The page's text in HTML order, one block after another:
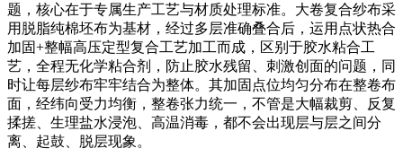
题，核心在于专属生产工艺与材质处理标准。大卷复合纱布采
用脱脂纯棉坯布为基材，经过多层准确叠合后，运用点状热合
加固+整幅高压定型复合工艺加工而成，区别于胶水粘合工
艺，全程无化学粘合剂，防止胶水残留、刺激创面的问题，同
时让每层纱布牢牢结合为整体。其加固点位均匀分布在整卷布
面，经纬向受力均衡，整卷张力统一，不管是大幅裁剪、反复
揉搓、生理盐水浸泡、高温消毒，都不会出现层与层之间分
离、起鼓、脱层现象。